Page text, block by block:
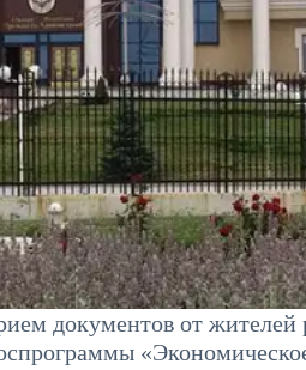
документов от жителей